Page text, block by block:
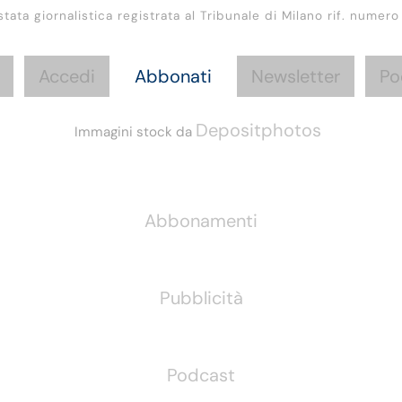
giornalistica registrata al Tribunale di Milano rif. numero
Accedi Abbonati Newsletter
Immagini stock da Depositphotos
Abbonamenti
Pubblicità
Podcast